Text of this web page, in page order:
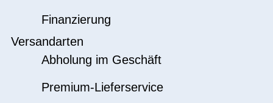
Finanzierung
Versandarten
Abholung im Geschäft
Premium-Lieferservice